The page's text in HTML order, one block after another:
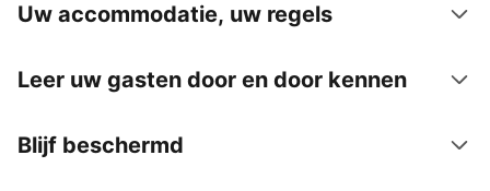
Uw accommodatie, uw regels
Leer uw gasten door en door kennen
Blijf beschermd